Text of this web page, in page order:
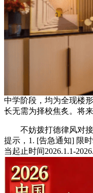
中学阶段，均为全现楼
长无需为择校焦炙。将
不妨拨打德律风对接
提示，1. [告急通知] 限
当起止时间2026.1.1-